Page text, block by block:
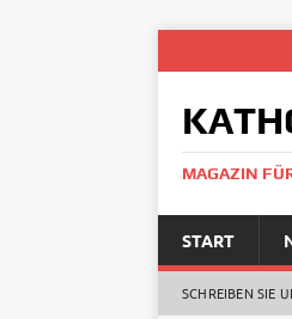
MAGAZIN
START
SCHREIBEN SIE